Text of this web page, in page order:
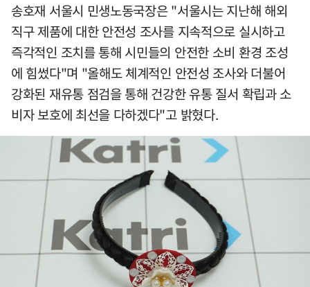
송호재 서울시 민생노동국장은 "서울시는 지난해 해외
직구 제품에 대한 안전성 조사를 지속적으로 실시하고
즉각적인 조치를 통해 시민들의 안전한 소비 환경 조성
에 힘썼다"며 "올해도 체계적인 안전성 조사와 더불어
강화된 재유통 점검을 통해 건강한 유통 질서 확립과 소
비자 보호에 최선을 다하겠다"고 밝혔다.